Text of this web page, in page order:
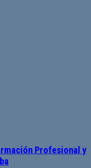
Profesional y